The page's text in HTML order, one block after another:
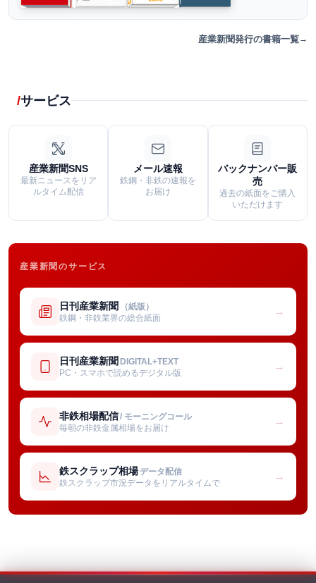
産業新聞発行の書籍一覧
サービス
産業新聞SNS
最新ニュースをリア
ルタイム配信
メール速報
鉄鋼・非鉄の速報を
お届け
バックナンバー販
売
過去の紙面をご購入
いただけます
産業新聞のサービス
日刊産業新聞 （紙版）
鉄鋼・非鉄業界の総合紙面
→
日刊産業新聞 DIGITAL+TEXT
PC・スマホで読めるデジタル版
→
非鉄相場配信/ モーニングコール
毎朝の非鉄金属相場をお届け
→
鉄スクラップ相場 データ配信
鉄スクラップ市況データをリアルタイムで
→